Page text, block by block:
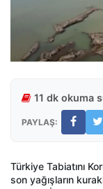
11 dk okuma
PAYLAŞ:
Türkiye Tabiatını
son yağışların